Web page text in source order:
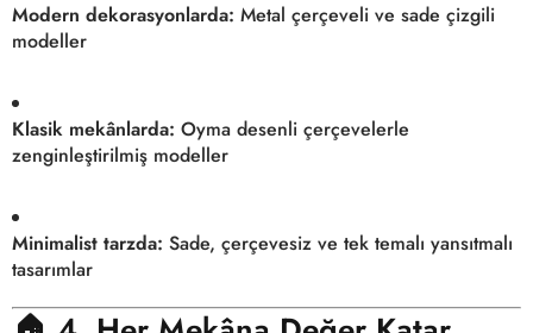
Modern dekorasyonlarda: Metal çerçeveli ve sade çizgili
modeller
Klasik mekânlarda: Oyma desenli çerçevelerle
zenginleştirilmiş modeller
Minimalist tarzda: Sade, çerçevesiz ve tek temalı yansıtmalı
tasarımlar